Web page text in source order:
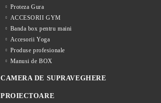
Proteza Gura
ACCESORII GYM
Banda box pentru maini
Accesorii Yoga
Produse profesionale
Manusi de BOX
CAMERA DE SUPRAVEGHERE
PROIECTOARE